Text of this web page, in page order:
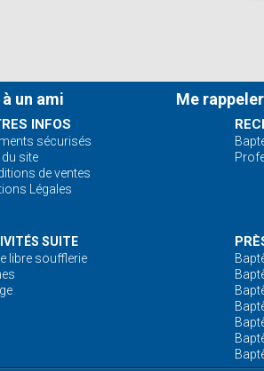
un ami Me
INFOS
sécurisés
site
de ventes
Légales
SUITE
libre soufflerie